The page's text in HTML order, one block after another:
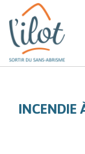
INCENDIE